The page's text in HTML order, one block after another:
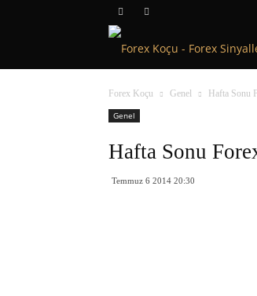
Forex Koçu Genel
Hafta Sonu
Genel
Hafta Sonu
Temmuz 6 2014 20:30